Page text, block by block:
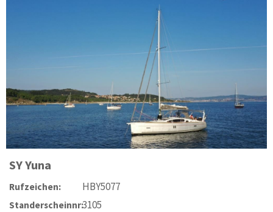
SYYuna
Rufzeichen: HBY5077
Standerscheinnr:3105